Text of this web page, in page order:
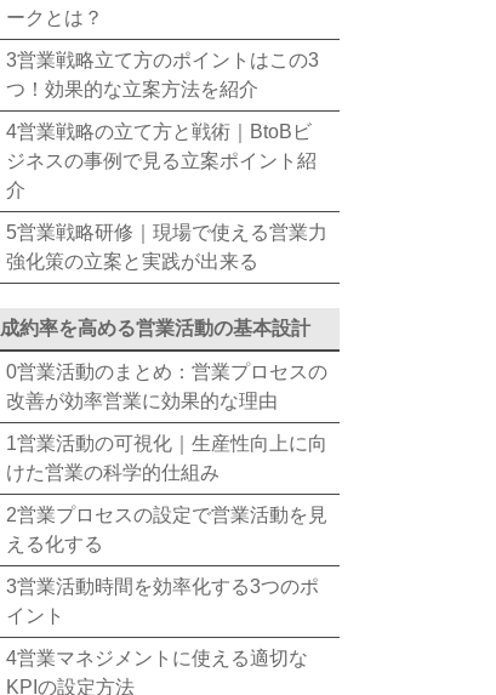
ークとは？
3営業戦略立て方のポイントはこの3
つ！効果的な立案方法を紹介
4営業戦略の立て方と戦術｜BtoBビ
ジネスの事例で見る立案ポイント紹
介
5営業戦略研修｜現場で使える営業力
強化策の立案と実践が出来る
成約率を高める営業活動の基本設計
0営業活動のまとめ：営業プロセスの
改善が効率営業に効果的な理由
1営業活動の可視化｜生産性向上に向
けた営業の科学的仕組み
2営業プロセスの設定で営業活動を見
える化する
3営業活動時間を効率化する3つのポ
イント
4営業マネジメントに使える適切な
KPIの設定方法